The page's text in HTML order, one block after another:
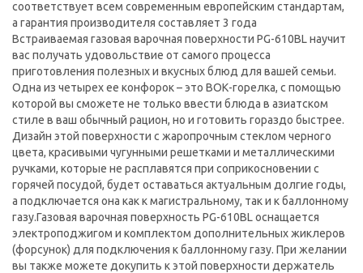
соответствует всем современным европейским стандартам,
а гарантия производителя составляет 3 года
Встраиваемая газовая варочная поверхности PG-610BL научит
вас получать удовольствие от самого процесса
приготовления полезных и вкусных блюд для вашей семьи.
Одна из четырех ее конфорок – это ВОК-горелка, с помощью
которой вы сможете не только ввести блюда в азиатском
стиле в ваш обычный рацион, но и готовить гораздо быстрее.
Дизайн этой поверхности с жаропрочным стеклом черного
цвета, красивыми чугунными решетками и металлическими
ручками, которые не расплавятся при соприкосновении с
горячей посудой, будет оставаться актуальным долгие годы,
а подключается она как к магистральному, так и к баллонному
газу.Газовая варочная поверхность PG-610BL оснащается
электроподжигом и комплектом дополнительных жиклеров
(форсунок) для подключения к баллонному газу. При желании
вы также можете докупить к этой поверхности держатель